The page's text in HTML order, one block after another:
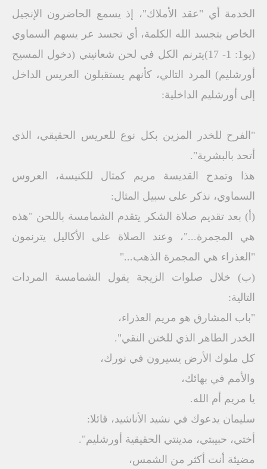
الخدمة أي "عقد الأملاك"، إذ يسمع الحاضرون الإنجيل
الخاص بتجسد الله الكلمة، أي تجسد عر يسهم السماوي
(يو1: 1- 17)يترنم الكل في لحن شعانيني (دخول المسيح
أورشليم) المرد التالي، كأنهم يستقبلون العريس الداخل
إلى أورشليم الداخلية:
"الفرح للخدر المزين بكل نوع للعريس الحقيقي، الذي
أتحد بالبشرية".
هذا وتمدح القديسة مريم كمثال للكنيسة، العروس
السماوي، نذكر على سبيل المثال:
(أ‌) بعد تقديم صلاة الشكر يتقدم الشمامسة باللحن "هذه
هي المجمرة..."، وعند الصلاة على الأكاليل يترنمون
"العذراء هي المجمرة الذهب..."
(ب‌) خلال صلوات الزيجة يقول الشمامسة المردات
التالية:
"باب المشارق هو مريم العذراء،
الخدر الطاهر الذي للختن النقي".
كل ملوك الأرض يسيرون في نورك،
والأمم في بهائك،
يا مريم أم الله.
سليمان يدعوك في نشيد الأناشيد، قائلا:
أختي، حبيبتي، مدينتي الحقيقية أورشليم".
مضيئة أنت أكثر من الشمس،